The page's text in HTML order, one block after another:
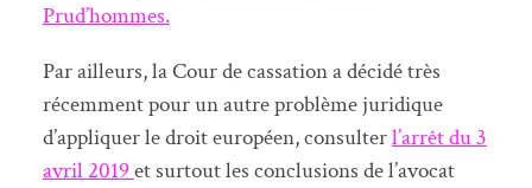
Prud’hommes.
Par ailleurs, la Cour de cassation a décidé très
récemment pour un autre problème juridique
d’appliquer le droit européen, consulterl’arrêt du 3
avril 2019et surtout les conclusions de l’avocat